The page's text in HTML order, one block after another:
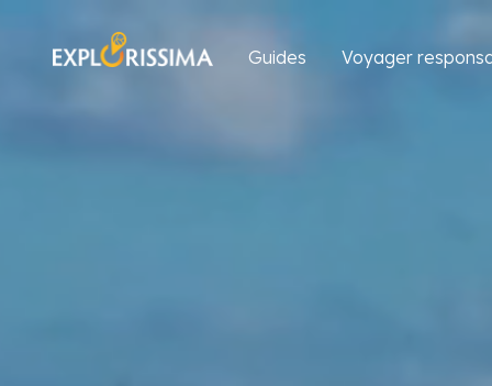
Guides Voyager